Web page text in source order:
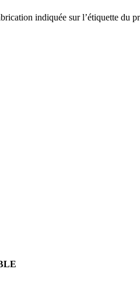
indiquée sur l’étiquette du